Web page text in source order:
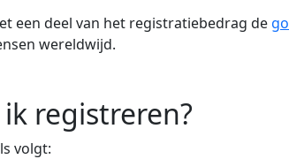
een deel van het registratiebedrag de
wereldwijd.
registreren?
volgt: